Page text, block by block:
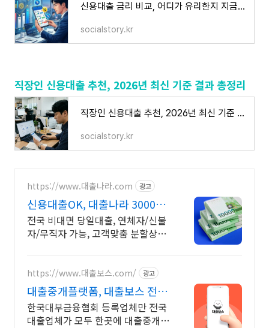
신용대출 금리 비교, 어디가 유리한지 지금 확인
socialstory.kr
직장인 신용대출 추천, 2026년 최신 기준 결과 총정리
직장인 신용대출 추천, 2026년 최신 기준 결과 총정리
socialstory.kr
https://www.대출나라.com 광고
신용대출OK, 대출나라 3000만
원까지 추가대출OK
전국 비대면 당일대출, 연체자/신불
자/무직자 가능, 고객맞춤 분할상환
https://www.대출보스.com/ 광고
대출중개플랫폼, 대출보스 전국
안전한 대출업체 찾기!
한국대부금융협회 등록업체만 전국
대출업체가 모두 한곳에 대출중개사